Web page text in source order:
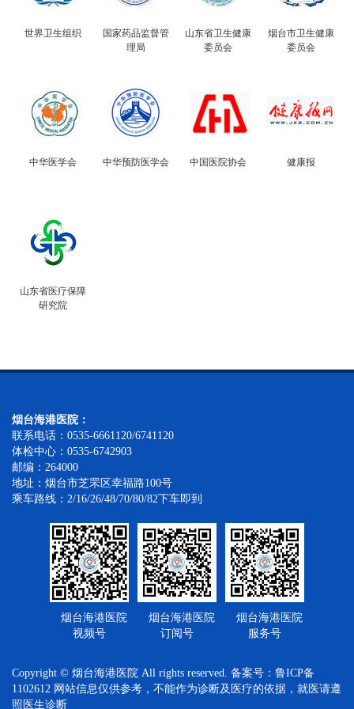
世界卫生组织
国家药品监督管
理局
山东省卫生健康
委员会
烟台市卫生健康
委员会
中华医学会 中华预防医学会 中国医院协会 健康报
山东省医疗保障
研究院
烟台海港医院：
联系电话：0535-6661120/6741120
体检中心：0535-6742903
邮编：264000
地址：烟台市芝罘区幸福路100号
乘车路线：2/16/26/48/70/80/82下车即到
烟台海港医院
视频号
烟台海港医院
订阅号
烟台海港医院
服务号
Copyright © 烟台海港医院 All rights reserved. 备案号： 鲁ICP备
1102612 网站信息仅供参考，不能作为诊断及医疗的依据，就医请遵
照医生诊断